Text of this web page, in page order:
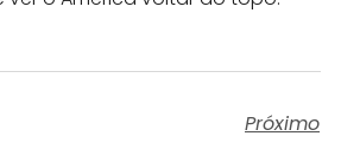
Próximo